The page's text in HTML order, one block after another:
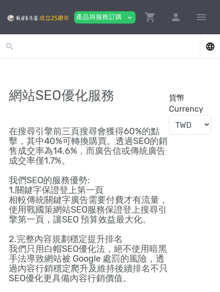
產品與服務訂購 expand_more shopping_cart person menu
search language
網站SEO優化服務
在搜尋引擎前三頁搜尋會獲得60%的點
擊，其中40%可轉換購買。透過SEO的銷
售成交率為14.6%，而廣告信或傳統廣告
成交率僅1.7%。
我們SEO的服務優勢:
1.關鍵字保證登上第一頁
相較傳統關鍵字廣告需要付費才有流量，
使用戰國策網站SEO服務保證登上搜尋引
擎第一頁，讓SEO 預算效益最大化。
2.完整內容規劃穩定提升排名
我們只用白帽SEO優化法，絕不使用暗黑
手法導致網站被 Google 處罰的風險，透
過內容行銷穩定爬升及維持後續排名不只
SEO優化更具備內容行銷價值。
貨幣
Currency